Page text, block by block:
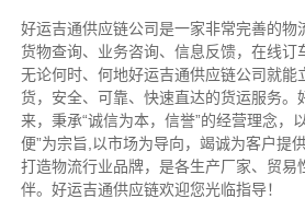
好运吉通供应链公司是一家非常完善的物
货物查询、业务咨询、信息反馈，在线订
无论何时、何地好运吉通供应链公司就能
货，安全、可靠、快速直达的货运服务。
来，秉承“诚信为本，信誉”的经营理念，
便”为宗旨,以市场为导向，竭诚为客户提
打造物流行业品牌，是各生产厂家、贸易
伴。好运吉通供应链欢迎您光临指导！